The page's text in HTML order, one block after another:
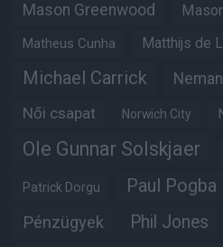
Mason Greenwood
Matheus Cunha Matthijs de
Michael Carrick
Női csapat Norwich City
Ole Gunnar Solskjaer
Patrick Dorgu Paul Pogba
Pénzügyek Phil Jones